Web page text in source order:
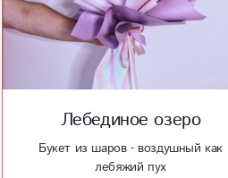
Лебединое озеро
Букет из шаров - воздушный как
лебяжий пух